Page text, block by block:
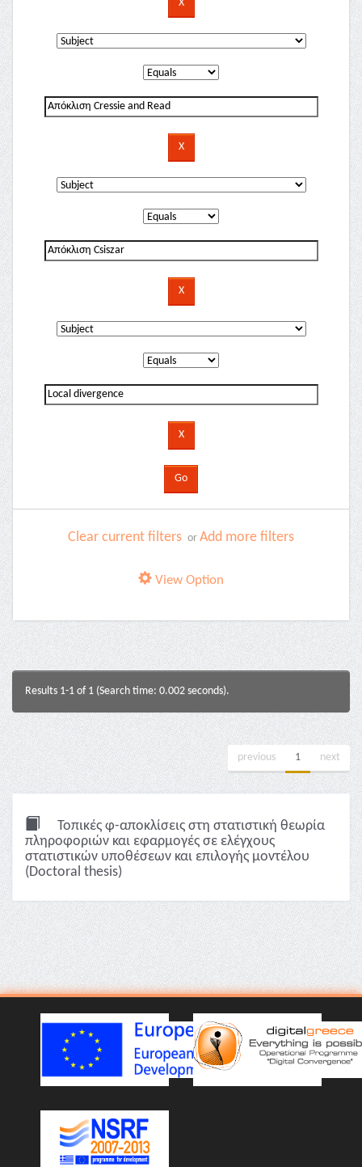
Clear current filters or Add more filters
View Option
Results 1-1 of 1 (Search time: 0.002 seconds).
previous 1 next
Τοπικές φ-αποκλίσεις στη στατιστική θεωρία
πληροφοριών και εφαρμογές σε ελέγχους
στατιστικών υποθέσεων και επιλογής μοντέλου
(Doctoral thesis)